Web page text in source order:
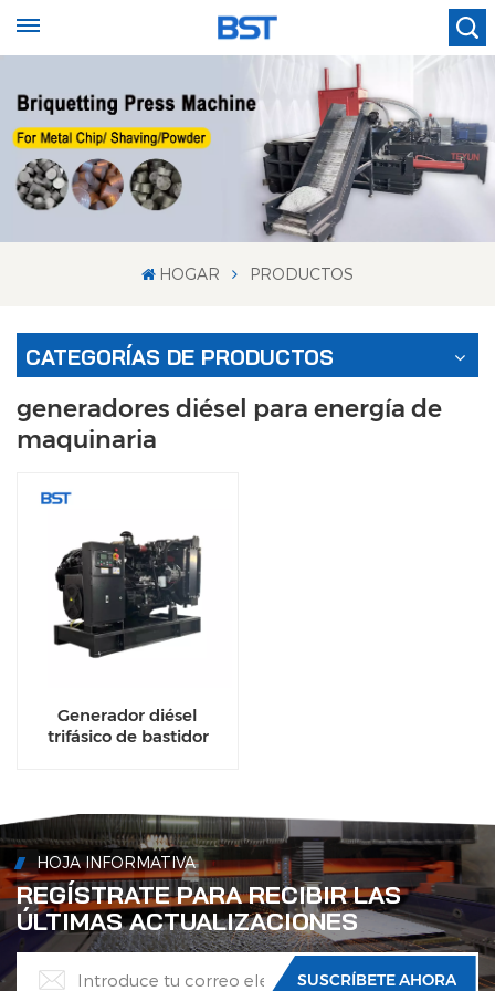
HOGAR PRODUCTOS
CATEGORÍAS DE PRODUCTOS
generadores diésel para energía de
maquinaria
Generador diésel
trifásico de bastidor
HOJA INFORMATIVA
REGÍSTRATE PARA RECIBIR LAS
ÚLTIMAS ACTUALIZACIONES